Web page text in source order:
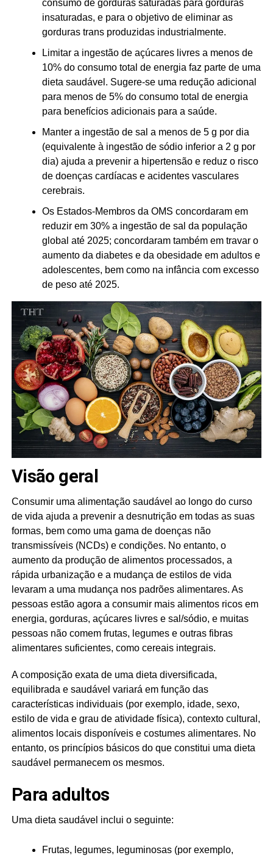
consumo de gorduras saturadas para gorduras
insaturadas, e para o objetivo de eliminar as
gorduras trans produzidas industrialmente.
Limitar a ingestão de açúcares livres a menos de
10% do consumo total de energia faz parte de uma
dieta saudável. Sugere-se uma redução adicional
para menos de 5% do consumo total de energia
para benefícios adicionais para a saúde.
Manter a ingestão de sal a menos de 5 g por dia
(equivalente à ingestão de sódio inferior a 2 g por
dia) ajuda a prevenir a hipertensão e reduz o risco
de doenças cardíacas e acidentes vasculares
cerebrais.
Os Estados-Membros da OMS concordaram em
reduzir em 30% a ingestão de sal da população
global até 2025; concordaram também em travar o
aumento da diabetes e da obesidade em adultos e
adolescentes, bem como na infância com excesso
de peso até 2025.
Visão geral
Consumir uma alimentação saudável ao longo do curso
de vida ajuda a prevenir a desnutrição em todas as suas
formas, bem como uma gama de doenças não
transmissíveis (NCDs) e condições. No entanto, o
aumento da produção de alimentos processados, a
rápida urbanização e a mudança de estilos de vida
levaram a uma mudança nos padrões alimentares. As
pessoas estão agora a consumir mais alimentos ricos em
energia, gorduras, açúcares livres e sal/sódio, e muitas
pessoas não comem frutas, legumes e outras fibras
alimentares suficientes, como cereais integrais.
A composição exata de uma dieta diversificada,
equilibrada e saudável variará em função das
características individuais (por exemplo, idade, sexo,
estilo de vida e grau de atividade física), contexto cultural,
alimentos locais disponíveis e costumes alimentares. No
entanto, os princípios básicos do que constitui uma dieta
saudável permanecem os mesmos.
Para adultos
Uma dieta saudável inclui o seguinte:
Frutas, legumes, leguminosas (por exemplo,